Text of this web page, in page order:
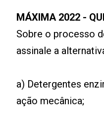
MÁXIMA 2022 -
Sobre o processo
assinale a
a) Detergentes
ação mecânica;